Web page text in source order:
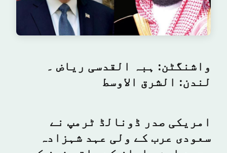
واشنگٹن: ہبہ القدسی ریاض ۔
لندن: الشرق الاوسط
امریکی صدر ڈونالڈ ٹرمپ نے
سعودی عرب کے ولی عہد شہزادہ